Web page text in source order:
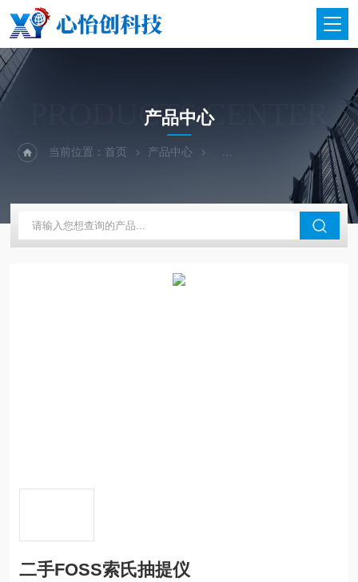
PRODUCTS CENTER
产品中心
当前位置：首页 产品中心 二手仪器-光谱-色谱-质谱
二手FOSS索氏抽提仪